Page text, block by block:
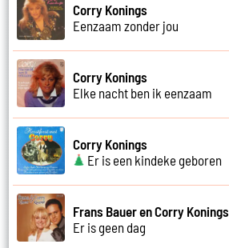
Corry Konings
Eenzaam zonder jou
Corry Konings
Elke nacht ben ik eenzaam
Corry Konings
Er is een kindeke geboren
Frans Bauer en Corry Konings
Er is geen dag